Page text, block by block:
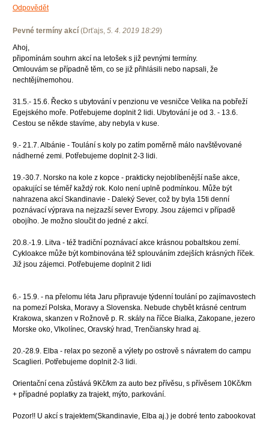
Odpovědět
Pevné termíny akcí (Drťajs, 5. 4. 2019 18:29)
Ahoj,
připomínám souhrn akcí na letošek s již pevnými termíny.
Omlouvám se případně těm, co se již přihlásili nebo napsali, že
nechtějí/nemohou.
31.5.- 15.6. Řecko s ubytování v penzionu ve vesničce Velika na pobřeží
Egejského moře. Potřebujeme doplnit 2 lidi. Ubytování je od 3. - 13.6.
Cestou se někde stavíme, aby nebyla v kuse.
9.- 21.7. Albánie - Toulání s koly po zatím poměrně málo navštěvované
nádherné zemi. Potřebujeme doplnit 2-3 lidi.
19.-30.7. Norsko na kole z kopce - prakticky nejoblíbenější naše akce,
opakující se téměř každý rok. Kolo není uplně podmínkou. Může být
nahrazena akcí Skandinavie - Daleký Sever, což by byla 15ti denní
poznávací výprava na nejzazší sever Evropy. Jsou zájemci v případě
obojího. Je možno sloučit do jedné z akcí.
20.8.-1.9. Litva - též tradiční poznávací akce krásnou pobaltskou zemí.
Cykloakce může být kombinována též splouváním zdejších krásných říček.
Již jsou zájemci. Potřebujeme doplnit 2 lidi
6.- 15.9. - na přelomu léta Jaru připravuje týdenní toulání po zajímavostech
na pomezí Polska, Moravy a Slovenska. Nebude chybět krásné centrum
Krakowa, skanzen v Rožnově p. R. skály na říčce Bialka, Zakopane, jezero
Morske oko, Vlkolínec, Oravský hrad, Trenčiansky hrad aj.
20.-28.9. Elba - relax po sezoně a výlety po ostrově s návratem do campu
Scaglieri. Potřebujeme doplnit 2-3 lidi.
Orientační cena zůstává 9Kč/km za auto bez přívěsu, s přívěsem 10Kč/km
+ případné poplatky za trajekt, mýto, parkování.
Pozor!! U akcí s trajektem(Skandinavie, Elba aj.) je dobré tento zabookovat